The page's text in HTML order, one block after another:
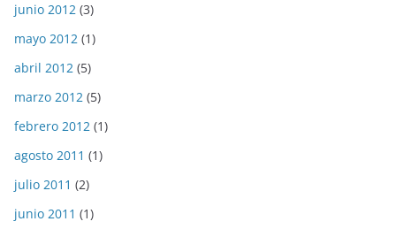
junio 2012 (3)
mayo 2012 (1)
abril 2012 (5)
marzo 2012 (5)
febrero 2012 (1)
agosto 2011 (1)
julio 2011 (2)
junio 2011 (1)